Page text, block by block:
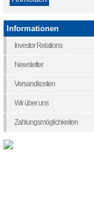
Informationen
Investor Relations
Newsletter
Versandkosten
Wir über uns
Zahlungsmöglichkeiten